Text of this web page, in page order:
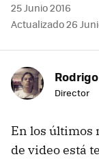
25 Junio 2016
Actualizado 26
Director
En los últimos
de video está